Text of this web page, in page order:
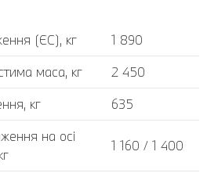
(ЄС), кг
1 890
маса, кг
2 450
кг
635
на осі
1 160 / 1 400